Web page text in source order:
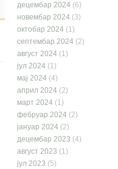
децембар 2024(6)
новембар 2024(3)
октобар 2024(1)
септембар 2024(2)
август 2024(1)
јул 2024(1)
мај 2024(4)
април 2024(2)
март 2024(1)
фебруар 2024(2)
јануар 2024(2)
децембар 2023 (4)
август 2023 (1)
јул 2023 (5)